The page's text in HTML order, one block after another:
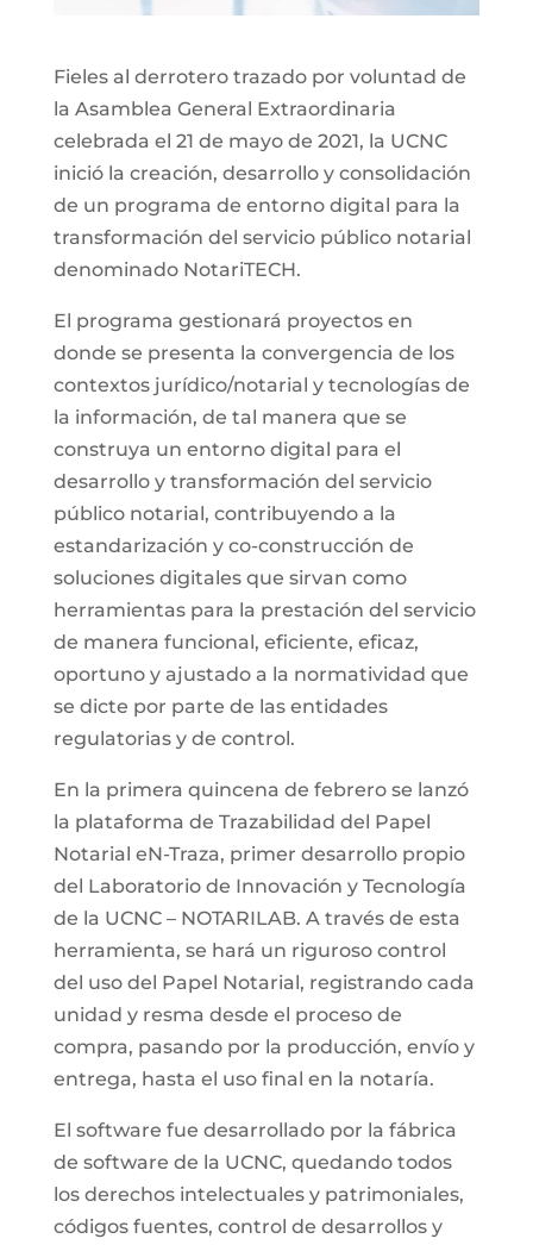
Fieles al derrotero trazado por voluntad de
la Asamblea General Extraordinaria
celebrada el 21 de mayo de 2021, la UCNC
inició la creación, desarrollo y consolidación
de un programa de entorno digital para la
transformación del servicio público notarial
denominado NotariTECH.
El programa gestionará proyectos en
donde se presenta la convergencia de los
contextos jurídico/notarial y tecnologías de
la información, de tal manera que se
construya un entorno digital para el
desarrollo y transformación del servicio
público notarial, contribuyendo a la
estandarización y co-construcción de
soluciones digitales que sirvan como
herramientas para la prestación del servicio
de manera funcional, eficiente, eficaz,
oportuno y ajustado a la normatividad que
se dicte por parte de las entidades
regulatorias y de control.
En la primera quincena de febrero se lanzó
la plataforma de Trazabilidad del Papel
Notarial eN-Traza, primer desarrollo propio
del Laboratorio de Innovación y Tecnología
de la UCNC – NOTARILAB. A través de esta
herramienta, se hará un riguroso control
del uso del Papel Notarial, registrando cada
unidad y resma desde el proceso de
compra, pasando por la producción, envío y
entrega, hasta el uso final en la notaría.
El software fue desarrollado por la fábrica
de software de la UCNC, quedando todos
los derechos intelectuales y patrimoniales,
códigos fuentes, control de desarrollos y